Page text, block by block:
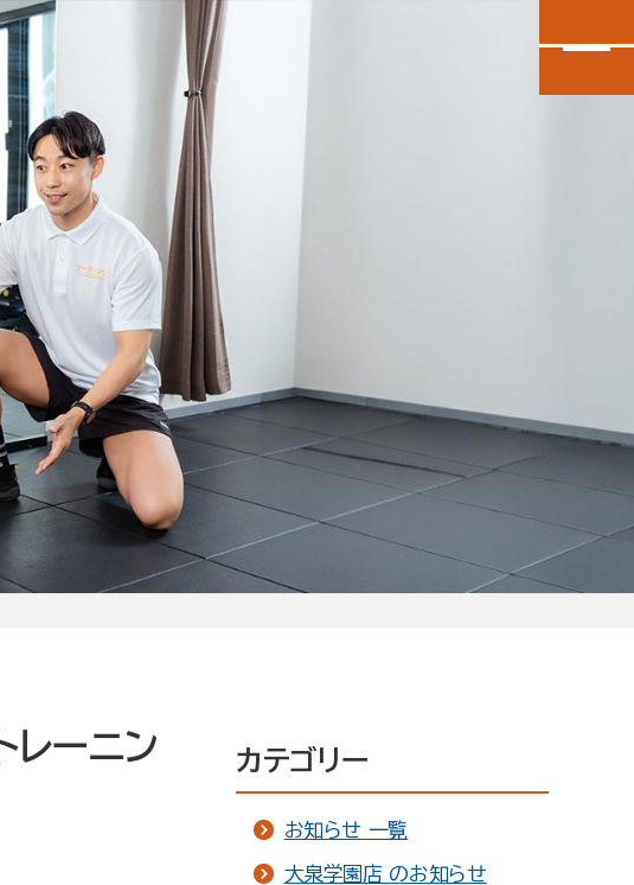
カンタン30秒申し込み
LINEで無料体験予約
大泉学園店
石神井公園店
る理由
験の流れ
紹介
レーニン
カテゴリー
お知らせ 一覧
大泉学園店 のお知らせ